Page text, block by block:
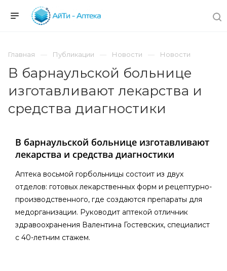
Главная Публикации Новости Новости
В барнаульской больнице
изготавливают лекарства и
средства диагностики
В барнаульской больнице изготавливают
лекарства и средства диагностики
Аптека восьмой горбольницы состоит из двух
отделов: готовых лекарственных форм и рецептурно-
производственного, где создаются препараты для
медорганизации. Руководит аптекой отличник
здравоохранения Валентина Гостевских, специалист
с 40-летним стажем.